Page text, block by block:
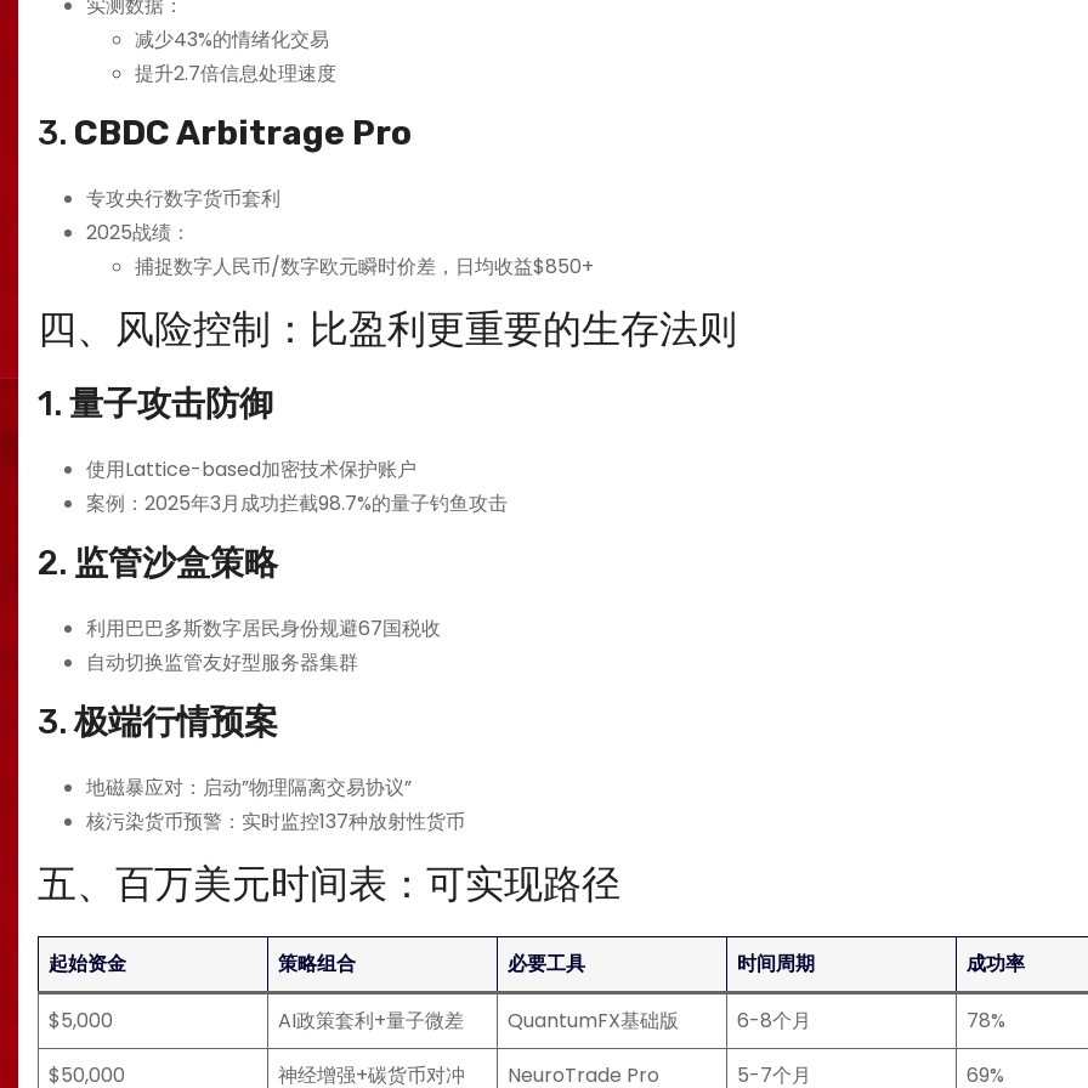
减少43%的情绪化交易
提升2.7倍信息处理速度
3. ​ ​CBDC Arbitrage Pro​
专攻央行数字货币套利
2025战绩：
捕捉数字人民币/数字欧元瞬时价差，日均收益$850+
四、风险控制：比盈利更重要的生存法则
1. ​ ​量子攻击防御​
使用Lattice-based加密技术保护账户
案例：2025年3月成功拦截98.7%的量子钓鱼攻击
2. ​ ​监管沙盒策略​
利用巴巴多斯数字居民身份规避67国税收
自动切换监管友好型服务器集群
3. ​​极端行情预案​
地磁暴应对：启动”物理隔离交易协议”
核污染货币预警：实时监控137种放射性货币
五、百万美元时间表：可实现路径
起始资金 策略组合 必要工具 时间周期 成功率
$5,000 AI政策套利+量子微差 QuantumFX基础版 6-8个月
78%
$50,000
神经增强+碳货币对冲 NeuroTrade Pro 5-7个月 69%